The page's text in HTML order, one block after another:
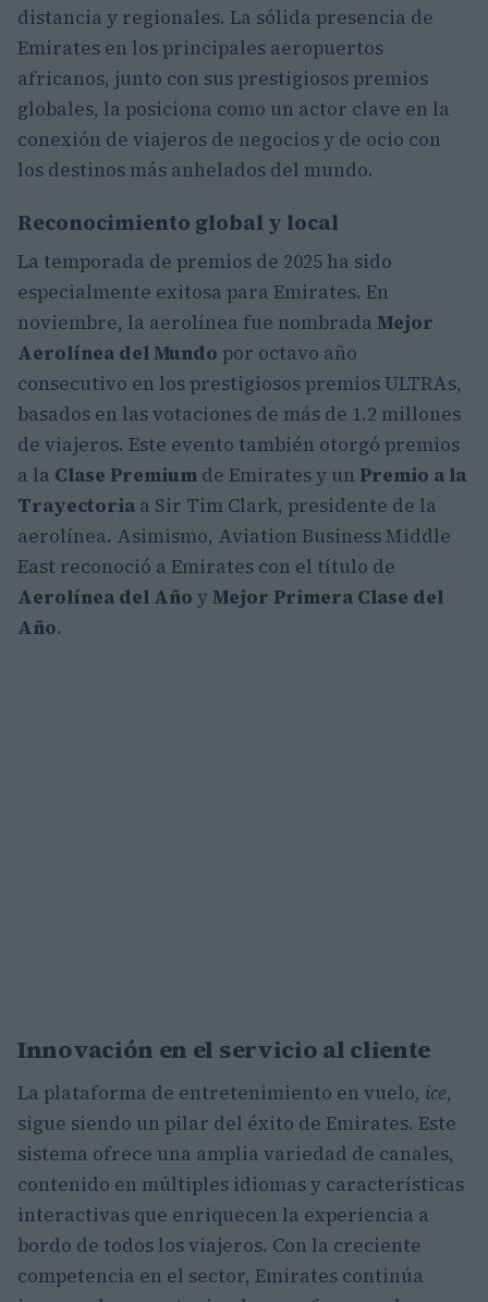
distancia y regionales. La sólida presencia de
Emirates en los principales aeropuertos
africanos, junto con sus prestigiosos premios
globales, la posiciona como un actor clave en la
conexión de viajeros de negocios y de ocio con
los destinos más anhelados del mundo.
Reconocimiento global y local
La temporada de premios de 2025 ha sido
especialmente exitosa para Emirates. En
noviembre, la aerolínea fue nombrada Mejor
Aerolínea del Mundo por octavo año
consecutivo en los prestigiosos premios ULTRAs,
basados en las votaciones de más de 1.2 millones
de viajeros. Este evento también otorgó premios
a la Clase Premium de Emirates y un Premio a la
Trayectoria a Sir Tim Clark, presidente de la
aerolínea. Asimismo, Aviation Business Middle
East reconoció a Emirates con el título de
Aerolínea del Año yMejor Primera Clase del
Año.
Innovación en el servicio al cliente
La plataforma de entretenimiento en vuelo, ice,
sigue siendo un pilar del éxito de Emirates. Este
sistema ofrece una amplia variedad de canales,
contenido en múltiples idiomas y características
interactivas que enriquecen la experiencia a
bordo de todos los viajeros. Con la creciente
competencia en el sector, Emirates continúa